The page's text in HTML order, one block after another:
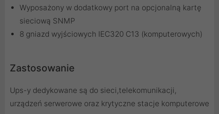
Wyposażony w dodatkowy port na opcjonalną kartę
sieciową SNMP
8 gniazd wyjściowych IEC320 C13 (komputerowych)
Zastosowanie
Ups-y dedykowane są do sieci,telekomunikacji,
urządzeń serwerowe oraz krytyczne stacje komputerowe